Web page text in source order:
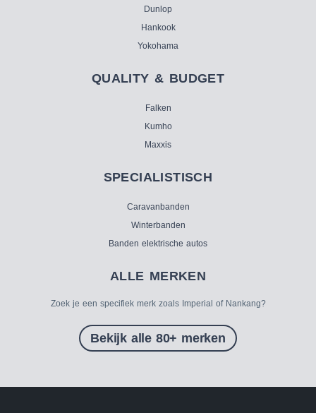
Dunlop
Hankook
Yokohama
QUALITY & BUDGET
Falken
Kumho
Maxxis
SPECIALISTISCH
Caravanbanden
Winterbanden
Banden elektrische autos
ALLE MERKEN
Zoek je een specifiek merk zoals Imperial of Nankang?
Bekijk alle 80+ merken